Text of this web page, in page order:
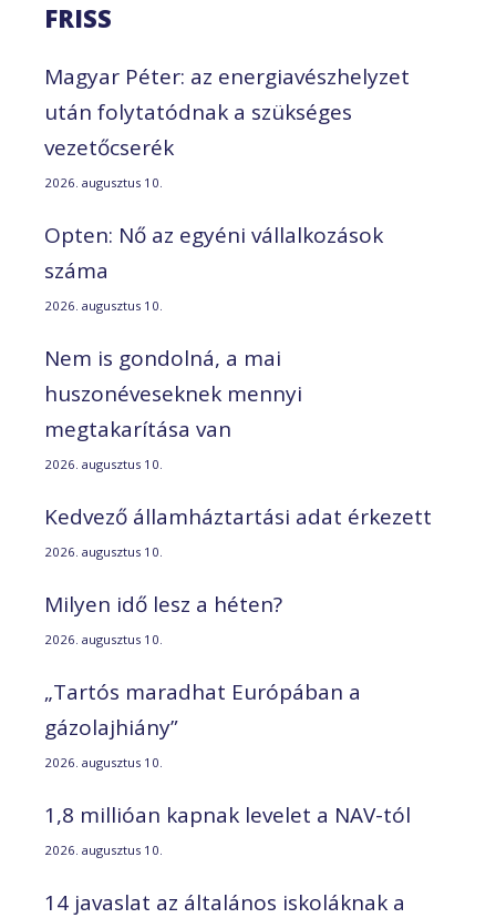
FRISS
Magyar Péter: az energiavészhelyzet
után folytatódnak a szükséges
vezetőcserék
2026. augusztus 10.
Opten: Nő az egyéni vállalkozások
száma
2026. augusztus 10.
Nem is gondolná, a mai
huszonéveseknek mennyi
megtakarítása van
2026. augusztus 10.
Kedvező államháztartási adat érkezett
2026. augusztus 10.
Milyen idő lesz a héten?
2026. augusztus 10.
„Tartós maradhat Európában a
gázolajhiány”
2026. augusztus 10.
1,8 millióan kapnak levelet a NAV-tól
2026. augusztus 10.
14 javaslat az általános iskoláknak a